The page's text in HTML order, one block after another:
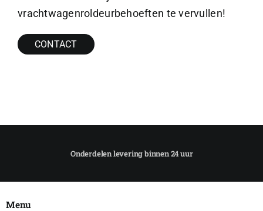
vrachtwagenroldeurbehoeften te vervullen!
CONTACT
Menu